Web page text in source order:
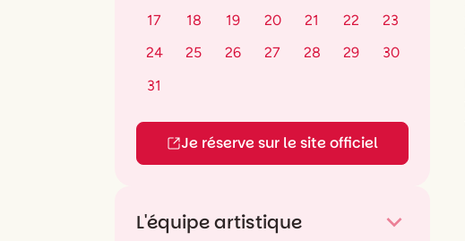
17
18 19 20 21 22
23
24
25 26 27 28 29
30
31
Je réserve sur le site officiel
L'équipe artistique